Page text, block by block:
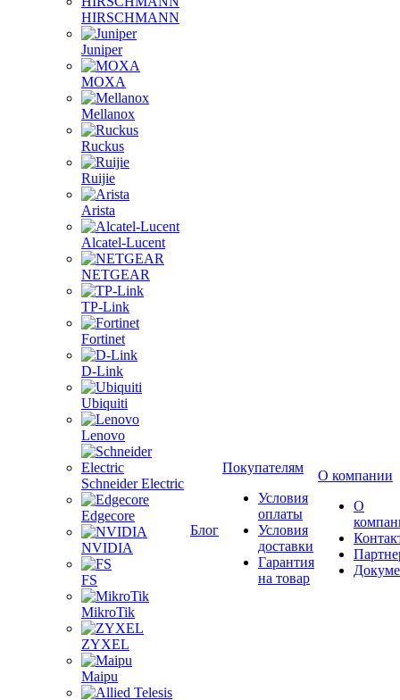
HIRSCHMANN
Juniper
MOXA
Mellanox
Ruckus
Ruijie
Arista
Alcatel-Lucent
NETGEAR
TP-Link
Fortinet
D-Link
Ubiquiti
Lenovo
Schneider Electric
Edgecore
NVIDIA
FS
MikroTik
ZYXEL
Maipu
Блог
Покупателям
Условия
оплаты
Условия
доставки
Гарантия
на товар
О компании
О